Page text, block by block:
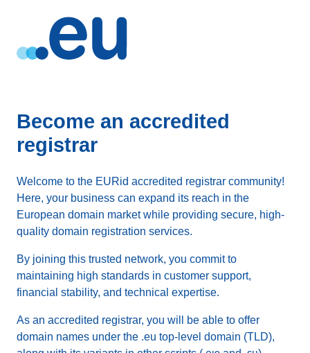
Become an accredited
registrar
Welcome to the EURid accredited registrar community!
Here, your business can expand its reach in the
European domain market while providing secure, high-
quality domain registration services.
By joining this trusted network, you commit to
maintaining high standards in customer support,
financial stability, and technical expertise.
As an accredited registrar, you will be able to offer
domain names under the .eu top-level domain (TLD),